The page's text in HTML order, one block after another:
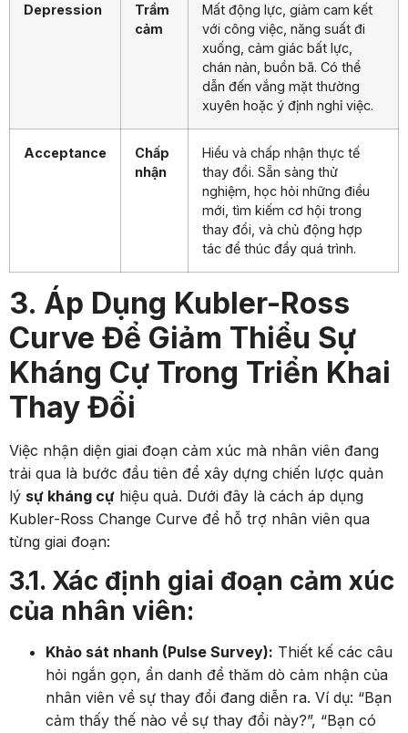
Depression
Trầm
cảm
Mất động lực, giảm cam kết
với công việc, năng suất đi
xuống, cảm giác bất lực,
chán nản, buồn bã. Có thể
dẫn đến vắng mặt thường
xuyên hoặc ý định nghỉ việc.
Acceptance
Chấp
nhận
Hiểu và chấp nhận thực tế
thay đổi. Sẵn sàng thử
nghiệm, học hỏi những điều
mới, tìm kiếm cơ hội trong
thay đổi, và chủ động hợp
tác để thúc đẩy quá trình.
3. Áp Dụng Kubler-Ross
Curve Để Giảm Thiểu Sự
Kháng Cự Trong Triển Khai
Thay Đổi
Việc nhận diện giai đoạn cảm xúc mà nhân viên đang
trải qua là bước đầu tiên để xây dựng chiến lược quản
lý sự kháng cự hiệu quả. Dưới đây là cách áp dụng
Kubler-Ross Change Curve để hỗ trợ nhân viên qua
từng giai đoạn:
3.1. Xác định giai đoạn cảm xúc
của nhân viên:
Khảo sát nhanh (Pulse Survey): Thiết kế các câu
hỏi ngắn gọn, ẩn danh để thăm dò cảm nhận của
nhân viên về sự thay đổi đang diễn ra. Ví dụ: “Bạn
cảm thấy thế nào về sự thay đổi này?”, “Bạn có